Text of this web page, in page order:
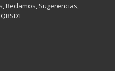
Reclamos, Sugerencias,